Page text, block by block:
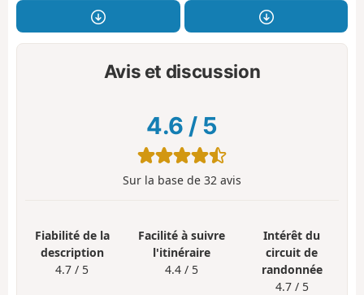
Avis et discussion
4.6 / 5
Sur la base de 32 avis
Fiabilité de la
description
4.7 / 5
Facilité à suivre
l'itinéraire
4.4 / 5
Intérêt du
circuit de
randonnée
4.7 / 5